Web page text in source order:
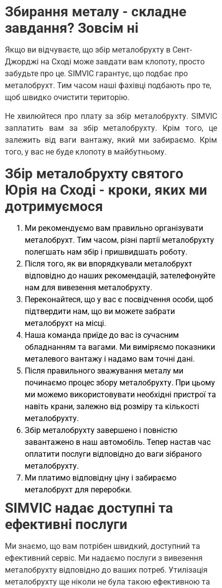
Збирання металу - складне
завдання? Зовсім ні
Якщо ви відчуваєте, що збір металобрухту в Сент-
Джорджі на Сході може завдати вам клопоту, просто
забудьте про це. SIMVIC гарантує, що подбає про
металобрухт. Тим часом наші фахівці подбають про те,
щоб швидко очистити територію.
Не хвилюйтеся про плату за збір металобрухту. SIMVIC
заплатить вам за збір металобрухту. Крім того, це
залежить від ваги вантажу, який ми забираємо. Крім
того, у вас не буде клопоту в майбутньому.
Збір металобрухту святого
Юрія на Сході - кроки, яких ми
дотримуємося
Ми рекомендуємо вам правильно організувати
металобрухт. Тим часом, різні партії металобрухту
полегшать нам збір і пришвидшать роботу.
Після того, як ви впорядкували металобрухт
відповідно до наших рекомендацій, зателефонуйте
нам для вивезення металобрухту.
Переконайтеся, що у вас є посвідчення особи, щоб
підтвердити нам, що ви можете забрати
металобрухт на місці.
Наша команда приїде до вас із сучасним
обладнанням та вагами. Ми виміряємо показники
металевого вантажу і надамо вам точні дані.
Після правильного зважування металу ми
починаємо процес збору металобрухту. При цьому
ми можемо використовувати необхідні пристрої та
навіть крани, залежно від розміру та кількості
металобрухту.
Збір металобрухту завершено і повністю
завантажено в наш автомобіль. Тепер настав час
оплатити послуги відповідно до ваги зібраного
металобрухту.
Ми платимо відповідну ціну і забираємо
металобрухт для переробки.
SIMVIC надає доступні та
ефективні послуги
Ми знаємо, що вам потрібен швидкий, доступний та
ефективний сервіс. Ми надаємо послуги з вивезення
металобрухту відповідно до ваших потреб. Утилізація
металобрухту ще ніколи не була такою ефективною та